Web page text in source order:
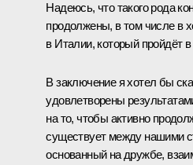
Надеюсь, что такого рода
продолжены, в том числе в
в Италии, который пройдёт в
В заключение я хотел бы
удовлетворены
на то, чтобы активно
существует между нашими
основанный на дружбе,